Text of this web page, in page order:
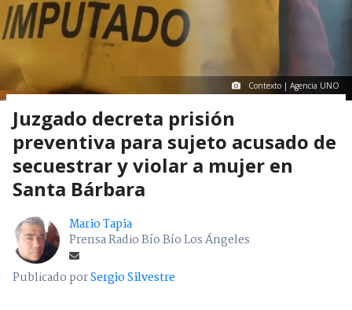
Contexto | Agencia UNO
Juzgado decreta prisión
preventiva para sujeto acusado de
secuestrar y violar a mujer en
Santa Bárbara
Mario Tapia
Prensa Radio Bío Bío Los Ángeles
Publicado porSergio Silvestre